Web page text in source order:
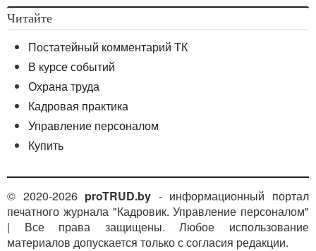
Читайте
Постатейный комментарий ТК
В курсе событий
Охрана труда
Кадровая практика
Управление персоналом
Купить
© 2020-2026 proTRUD.by - информационный портал
печатного журнала "Кадровик. Управление персоналом"
| Все права защищены. Любое использование
материалов допускается только с согласия редакции.